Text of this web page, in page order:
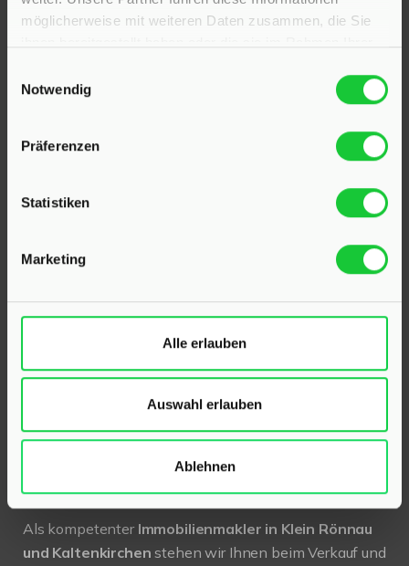
möglicherweise mit weiteren Daten zusammen, die Sie
Notwendig
Präferenzen
Statistiken
Marketing
Alle erlauben
Auswahl erlauben
Ablehnen
Telefon:04551 901690
24568 Kaltenkirchen
Telefon:04191 2749279
info@hinrichsen-immobilien.com
Als kompetenter Immobilienmakler in Klein Rönnau
und Kaltenkirchenstehen wir Ihnen beim Verkauf und